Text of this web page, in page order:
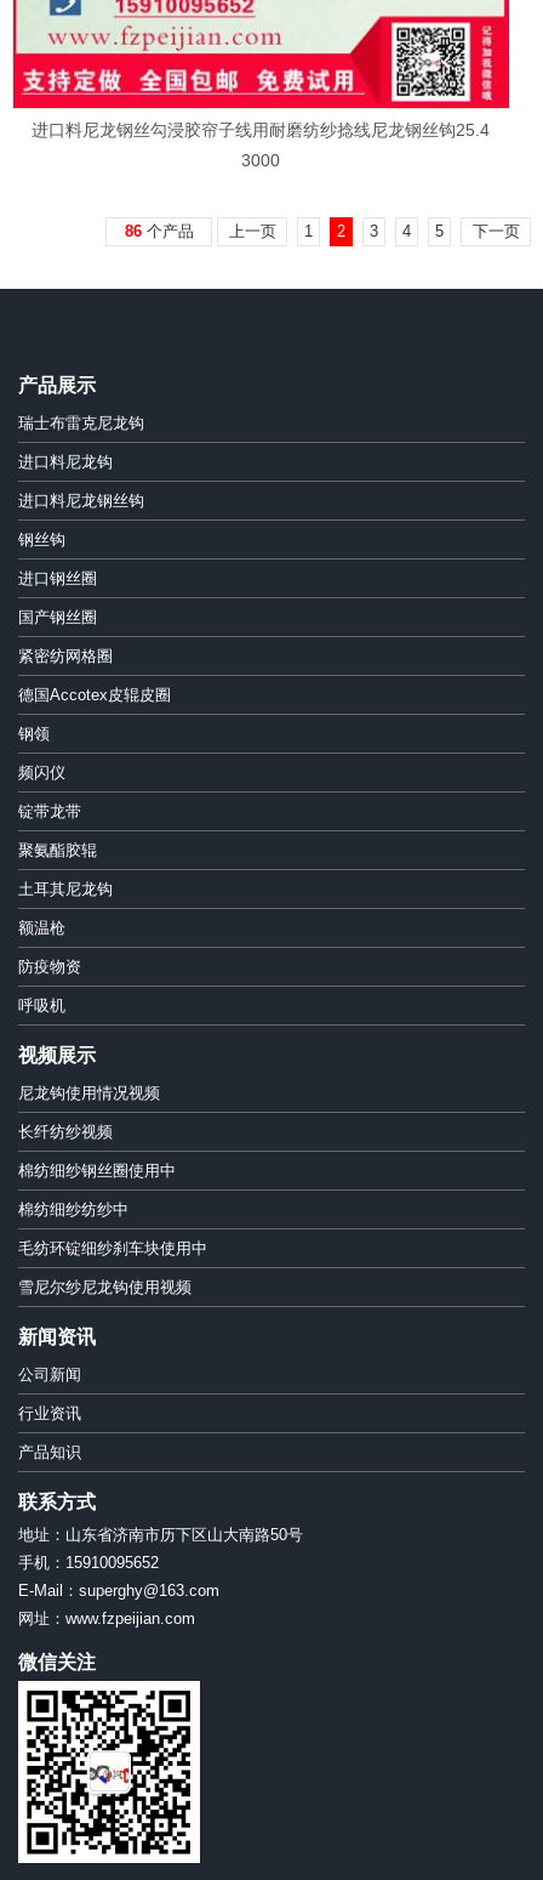
进口料尼龙钢丝勾浸胶帘子线用耐磨纺纱捻线尼龙钢丝钩25.4
3000
86个产品 上一页 1 2 3 4 5 下一页
产品展示
瑞士布雷克尼龙钩
进口料尼龙钩
进口料尼龙钢丝钩
钢丝钩
进口钢丝圈
国产钢丝圈
紧密纺网格圈
德国Accotex皮辊皮圈
钢领
频闪仪
锭带龙带
聚氨酯胶辊
土耳其尼龙钩
额温枪
防疫物资
呼吸机
视频展示
尼龙钩使用情况视频
长纤纺纱视频
棉纺细纱钢丝圈使用中
棉纺细纱纺纱中
毛纺环锭细纱刹车块使用中
雪尼尔纱尼龙钩使用视频
新闻资讯
公司新闻
行业资讯
产品知识
联系方式
地址：山东省济南市历下区山大南路50号
手机：15910095652
E-Mail：superghy@163.com
网址：www.fzpeijian.com
微信关注